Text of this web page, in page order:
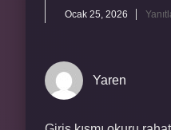
Ocak 25, 2026
Yaren